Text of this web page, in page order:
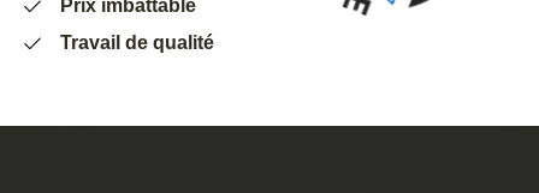
Prix imbattable
Travail de qualité